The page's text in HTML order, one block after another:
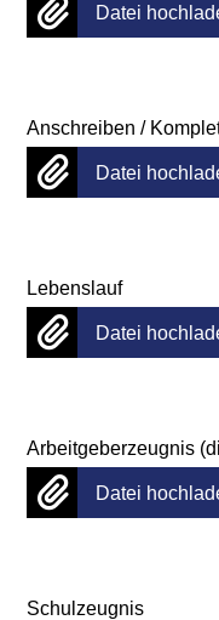
Datei
Anschreiben /
Datei
Lebenslauf
Datei
Arbeitgeberzeugnis
Datei
Schulzeugnis